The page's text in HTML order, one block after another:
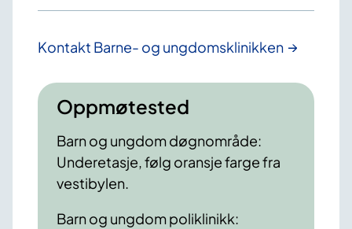
Kontakt Barne- og ungdomsklinikken
Oppmøtested
Barn og ungdom døgnområde:
Underetasje, følg oransje farge fra
vestibylen.
Barn og ungdom poliklinikk: